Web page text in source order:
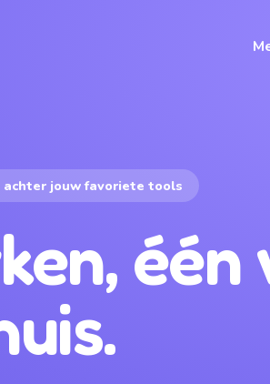
jouw favoriete tools
één